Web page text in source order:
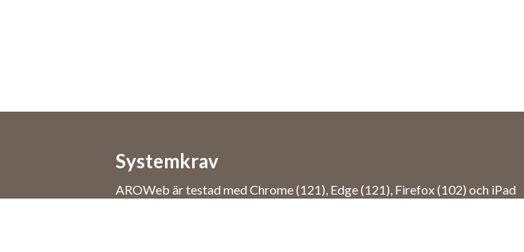
Systemkrav
AROWeb är testad med Chrome (121), Edge (121), Firefox (102) och iPad